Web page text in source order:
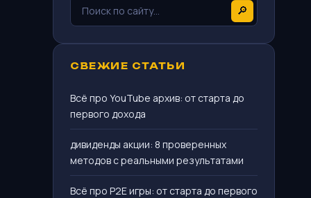
🔎
СВЕЖИЕ СТАТЬИ
Всё про YouTube архив: от старта до
первого дохода
дивиденды акции: 8 проверенных
методов с реальными результатами
Всё про P2E игры: от старта до первого